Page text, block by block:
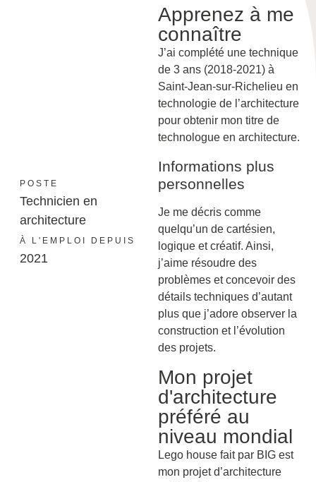
Apprenez à me
connaître
J’ai complété une technique
de 3 ans (2018-2021) à
Saint-Jean-sur-Richelieu en
technologie de l’architecture
pour obtenir mon titre de
technologue en architecture.
Informations plus
personnelles
Je me décris comme
quelqu’un de cartésien,
logique et créatif. Ainsi,
j’aime résoudre des
problèmes et concevoir des
détails techniques d’autant
plus que j’adore observer la
construction et l’évolution
des projets.
Mon projet
d'architecture
préféré au
niveau mondial
Lego house fait par BIG est
mon projet d’architecture
POSTE
Technicien en
architecture
À L'EMPLOI DEPUIS
2021